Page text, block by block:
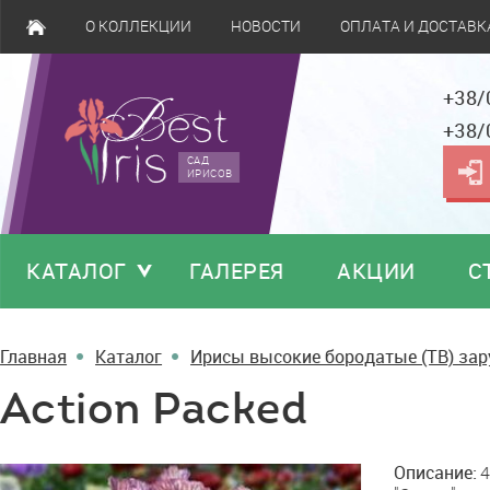
О КОЛЛЕКЦИИ НОВОСТИ ОПЛАТА И
САД
ИРИСОВ
КАТАЛОГ ГАЛЕРЕЯ АКЦИИ
Главная Каталог Ирисы высокие бородатые (TB)
Action Packed
Action
Описание: